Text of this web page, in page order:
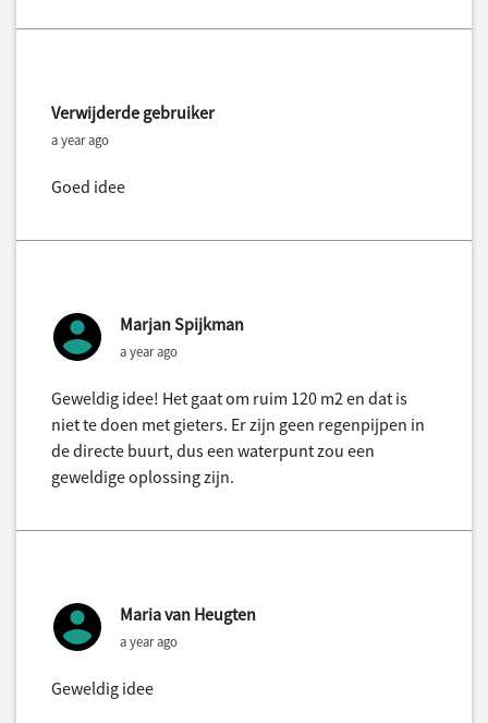
Verwijderde gebruiker
a year ago
Goed idee
Marjan Spijkman
a year ago
Geweldig idee! Het gaat om ruim 120 m2 en dat is
niet te doen met gieters. Er zijn geen regenpijpen in
de directe buurt, dus een waterpunt zou een
geweldige oplossing zijn.
Maria van Heugten
a year ago
Geweldig idee